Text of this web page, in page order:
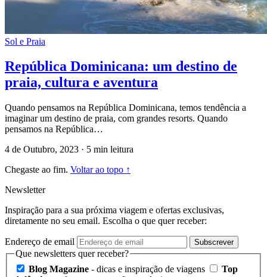
Sol e Praia
República Dominicana: um destino de
praia, cultura e aventura
Quando pensamos na República Dominicana, temos tendência a
imaginar um destino de praia, com grandes resorts. Quando
pensamos na República…
4 de Outubro, 2023 · 5 min leitura
Chegaste ao fim. Voltar ao topo ↑
Newsletter
Inspiração para a sua próxima viagem e ofertas exclusivas,
diretamente no seu email. Escolha o que quer receber:
Endereço de email Subscrever
Que newsletters quer receber?
Blog Magazine - dicas e inspiração de viagens
Top